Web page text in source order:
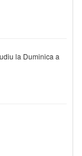
la Duminica a